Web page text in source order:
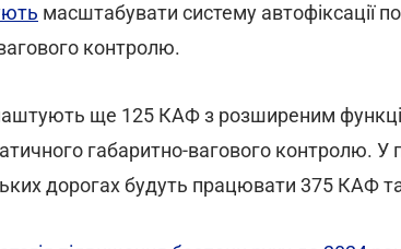
масштабувати систему автофіксації
контролю.
ще 125 КАФ з розширеним
габаритно-вагового контролю. У
дорогах будуть працювати 375 КАФ